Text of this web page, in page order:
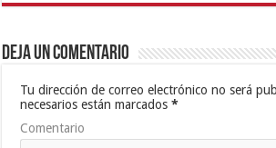
Deja un comentario
Tu dirección de correo electrónico no será
necesarios están marcados*
Comentario